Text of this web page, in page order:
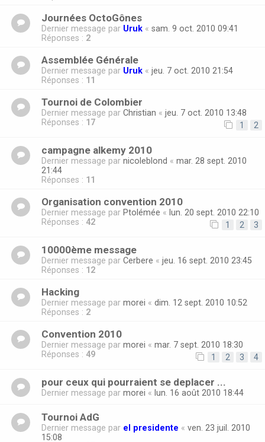
Journées OctoGônes
Dernier message par Uruk « sam. 9 oct. 2010 09:41
Réponses : 2
Assemblée Générale
Dernier message par Uruk « jeu. 7 oct. 2010 21:54
Réponses : 11
Tournoi de Colombier
Dernier message par Christian « jeu. 7 oct. 2010 13:48
Réponses : 17 1 2
campagne alkemy 2010
Dernier message par nicoleblond « mar. 28 sept. 2010
21:44
Réponses : 11
Organisation convention 2010
Dernier message par Ptolémée « lun. 20 sept. 2010 22:10
Réponses : 42 1 2 3
10000ème message
Dernier message par Cerbere « jeu. 16 sept. 2010 23:45
Réponses : 12
Hacking
Dernier message par morei « dim. 12 sept. 2010 10:52
Réponses : 2
Convention 2010
Dernier message par morei « mar. 7 sept. 2010 18:30
Réponses : 49 1 2 3 4
pour ceux qui pourraient se deplacer ...
Dernier message par morei « lun. 16 août 2010 18:44
Tournoi AdG
Dernier message par el presidente « ven. 23 juil. 2010
15:08